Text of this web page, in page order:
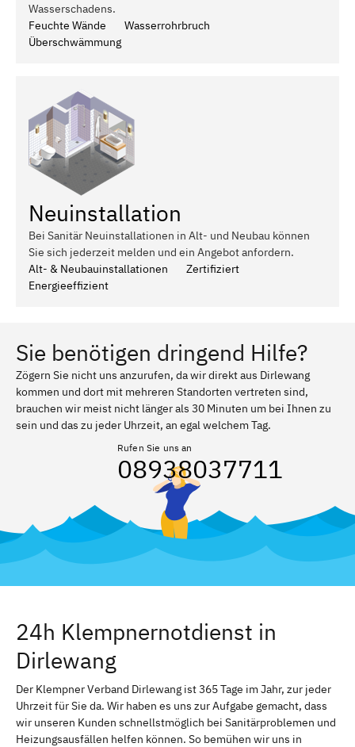
Wasserschadens.
Feuchte Wände
Wasserrohrbruch
Überschwämmung
Neuinstallation
Bei Sanitär Neuinstallationen in Alt- und Neubau können
Sie sich jederzeit melden und ein Angebot anfordern.
Alt- & Neubauinstallationen
Zertifiziert
Energieeffizient
Sie benötigen dringend Hilfe?
Zögern Sie nicht uns anzurufen, da wir direkt aus Dirlewang
kommen und dort mit mehreren Standorten vertreten sind,
brauchen wir meist nicht länger als 30 Minuten um bei Ihnen zu
sein und das zu jeder Uhrzeit, an egal welchem Tag.
Rufen Sie uns an
08938037711
24h Klempnernotdienst in
Dirlewang
Der Klempner Verband Dirlewang ist 365 Tage im Jahr, zur jeder
Uhrzeit für Sie da. Wir haben es uns zur Aufgabe gemacht, dass
wir unseren Kunden schnellstmöglich bei Sanitärproblemen und
Heizungsausfällen helfen können. So bemühen wir uns in